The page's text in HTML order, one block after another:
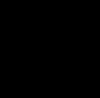
V 3310 TD
X (Série)